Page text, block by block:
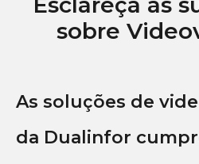
sobre
As soluções de
da Dualinfor